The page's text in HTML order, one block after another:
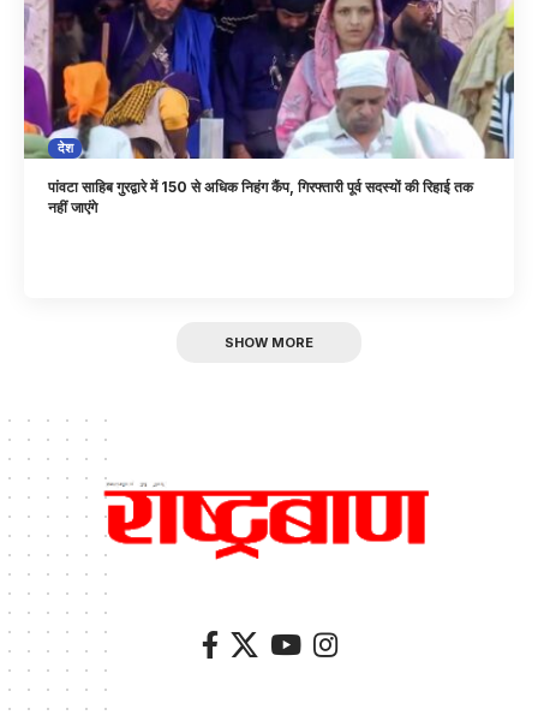
देश
पांवटा साहिब गुरद्वारे में 150 से अधिक निहंग कैंप, गिरफ्तारी पूर्व सदस्यों की रिहाई तक
नहीं जाएंगे
SHOW MORE